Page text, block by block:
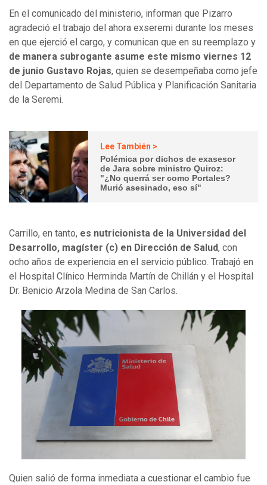
En el comunicado del ministerio, informan que Pizarro
agradeció el trabajo del ahora exseremi durante los meses
en que ejerció el cargo, y comunican que en su reemplazo y
de manera subrogante asume este mismo viernes 12
de junio Gustavo Rojas, quien se desempeñaba como jefe
del Departamento de Salud Pública y Planificación Sanitaria
de la Seremi.
Lee También >
Polémica por dichos de exasesor
de Jara sobre ministro Quiroz:
"¿No querrá ser como Portales?
Murió asesinado, eso sí"
Carrillo, en tanto, es nutricionista de la Universidad del
Desarrollo, magíster (c) en Dirección de Salud, con
ocho años de experiencia en el servicio público. Trabajó en
el Hospital Clínico Herminda Martín de Chillán y el Hospital
Dr. Benicio Arzola Medina de San Carlos.
Quien salió de forma inmediata a cuestionar el cambio fue